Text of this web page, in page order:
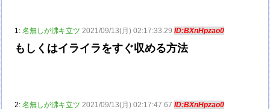
1:名無しが沸キ立ツ 2021/09/13(月) 02:17:33.29ID:BXnHpzao0
もしくはイライラをすぐ収める方法
2:名無しが沸キ立ツ 2021/09/13(月) 02:17:47.67ID:BXnHpzao0